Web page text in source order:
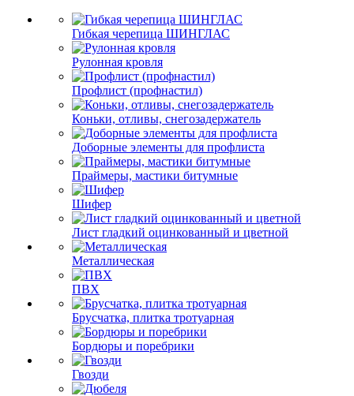
Гибкая черепица ШИНГЛАС
Рулонная кровля
Профлист (профнастил)
Коньки, отливы, снегозадержатель
Доборные элементы для профлиста
Праймеры, мастики битумные
Шифер
Лист гладкий оцинкованный и цветной
Металлическая
ПВХ
Брусчатка, плитка тротуарная
Бордюры и поребрики
Гвозди